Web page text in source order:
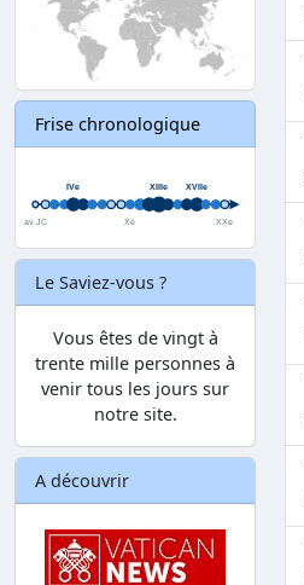
Frise chronologique
Le Saviez-vous ?
Vous êtes de vingt à
trente mille personnes à
venir tous les jours sur
notre site.
A découvrir